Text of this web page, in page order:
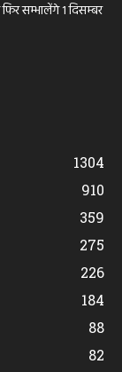
सम्भालेंगे 1 दिसम्बर
1304
910
359
275
226
184
88
82